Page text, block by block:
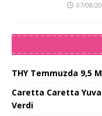
07/08/
THY Temmuzda 9,5
Caretta Caretta
Verdi